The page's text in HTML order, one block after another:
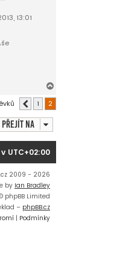
13:01
a
u
Předchozí
1 2
Přejít na
UTC+02:00
2009 - 2026
by Ian Bradley
phpBB Limited
– phpBB.cz
| Podmínky